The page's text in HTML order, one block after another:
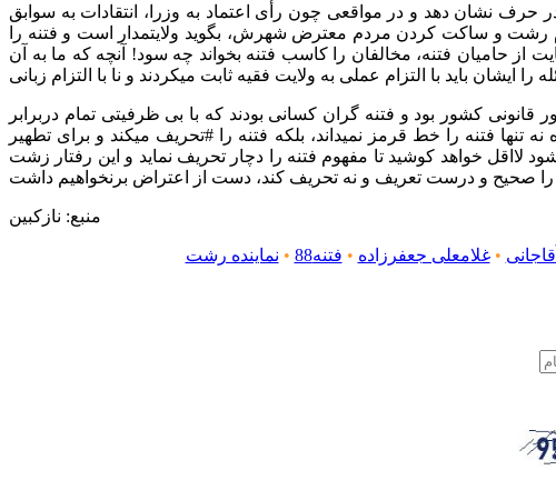
حرف نشان دهد و در مواقعی چون رأی اعتماد به وزرا، انتقادات به سوابق
رشت و ساکت کردن مردم معترض شهرش، بگوید ولایتمدار است و فتنه را
از حامیان فتنه، مخالفان را کاسب فتنه بخواند چه سود! آنچه که ما به آن
کشور بود و فتنه گران کسانی بودند که با بی ظرفیتی تمام دربرابر
فتنه را خط قرمز نمیداند، بلکه فتنه را #تحریف میکند و برای تطهیر
لااقل خواهد کوشید تا مفهوم فتنه را دچار تحریف نماید و این رفتار زشت
منبع: نازکبین
•غلامعلی جعفرزاده • فتنه88 • نماینده رشت